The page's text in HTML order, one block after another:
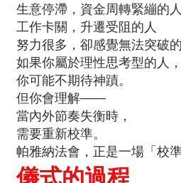
生意停滯，資金周轉緊繃的人
工作卡關，升遷受阻的人
努力很多，卻感覺無法突破
如果你屬於理性思考型的人，
你可能不期待神蹟。
但你會理解——
當內外節奏失衡時，
需要重新校準。
帕雅納法會，正是一場「校準
儀式的過程